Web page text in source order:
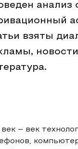
анализ
взяты
век – век